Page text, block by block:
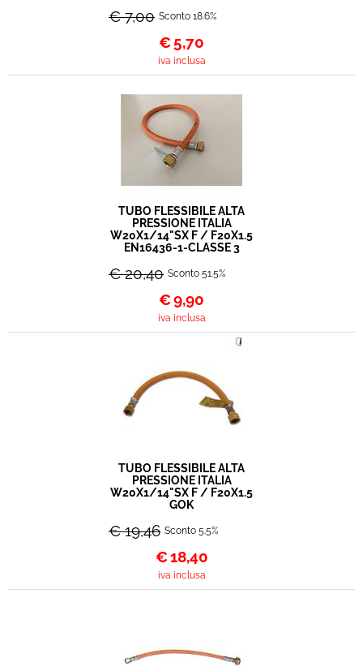
€ 7,00 Sconto 18.6%
€ 5,70
iva inclusa
TUBO FLESSIBILE ALTA
PRESSIONE ITALIA
W20X1/14"SX F / F20X1.5
EN16436-1-CLASSE 3
€ 20,40 Sconto 51.5%
€9,90
iva inclusa
TUBO FLESSIBILE ALTA
PRESSIONE ITALIA
W20X1/14"SX F / F20X1.5
GOK
€ 19,46 Sconto 5.5%
€18,40
iva inclusa